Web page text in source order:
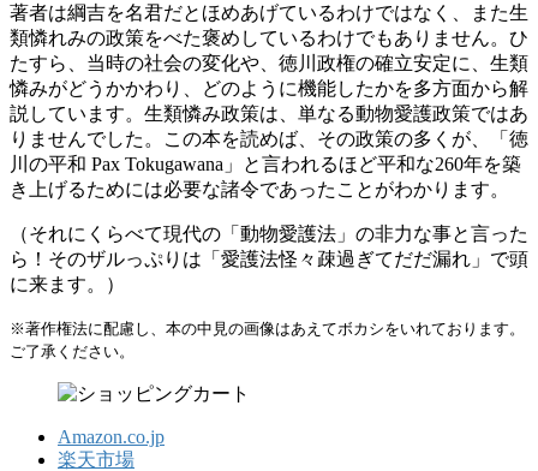
著者は綱吉を名君だとほめあげているわけではなく、また生
類憐れみの政策をべた褒めしているわけでもありません。ひ
たすら、当時の社会の変化や、徳川政権の確立安定に、生類
憐みがどうかかわり、どのように機能したかを多方面から解
説しています。生類憐み政策は、単なる動物愛護政策ではあ
りませんでした。この本を読めば、その政策の多くが、「徳
川の平和 Pax Tokugawana」と言われるほど平和な260年を築
き上げるためには必要な諸令であったことがわかります。
（それにくらべて現代の「動物愛護法」の非力な事と言った
ら！そのザルっぷりは「愛護法怪々疎過ぎてだだ漏れ」で頭
に来ます。）
※著作権法に配慮し、本の中見の画像はあえてボカシをいれております。
ご了承ください。
Amazon.co.jp
楽天市場